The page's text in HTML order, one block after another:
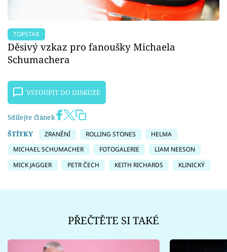
TOPSTAR
Děsivý vzkaz pro fanoušky Michaela
Schumachera
VSTOUPIT DO DISKUZE
Sdílejte článek
ŠTÍTKY
ZRANĚNÍ ROLLING STONES
HELMA
MICHAEL SCHUMACHER
FOTOGALERIE
LIAM NEESON
MICK JAGGER
PETR ČECH KEITH RICHARDS KLINICKÝ
PŘEČTĚTE SI TAKÉ